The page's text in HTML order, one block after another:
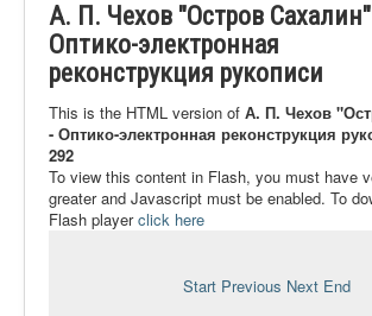
О фонде
Онлайн библиотека
Видеоматериалы
Контакты
Сайт проекта Достоевский
Ермаковополе.рф
А. П. Чехов "Остров
Оптико-электронная
реконструкция рукописи
This is the HTML version of А. П. Чехов
- Оптико-электронная реконструкция
292
To view this content in Flash, you must have
greater and Javascript must be enabled. To
Flash playerclick here
Start Previous Next End